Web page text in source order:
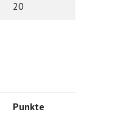
20
Punkte